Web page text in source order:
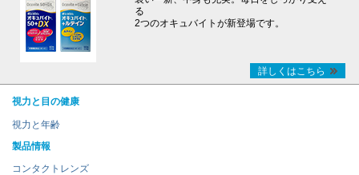
る
2つのオキュバイトが新登場です。
詳しくはこちら
視力と目の健康
視力と年齢
製品情報
コンタクトレンズ